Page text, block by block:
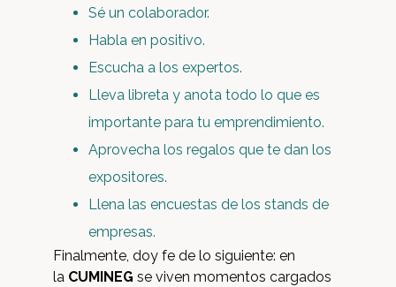
Sé un colaborador.
Habla en positivo.
Escucha a los expertos.
Lleva libreta y anota todo lo que es
importante para tu emprendimiento.
Aprovecha los regalos que te dan los
expositores.
Llena las encuestas de los stands de
empresas.
Finalmente, doy fe de lo siguiente: en
la CUMINEG se viven momentos cargados